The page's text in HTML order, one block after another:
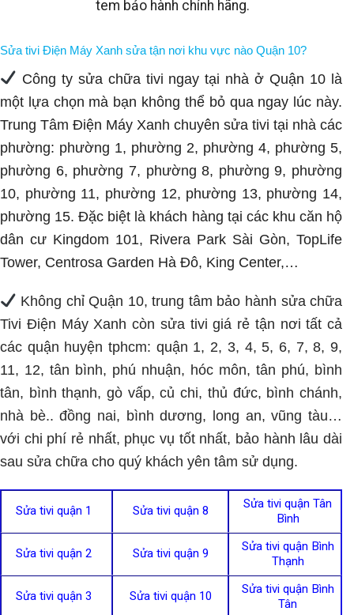
tem bảo hành chính hãng.
Sửa tivi Điện Máy Xanh sửa tận nơi khu vực nào Quận 10?
Công ty sửa chữa tivi ngay tại nhà ở Quận 10 là
một lựa chọn mà bạn không thể bỏ qua ngay lúc này.
Trung Tâm Điện Máy Xanh chuyên sửa tivi tại nhà các
phường: phường 1, phường 2, phường 4, phường 5,
phường 6, phường 7, phường 8, phường 9, phường
10, phường 11, phường 12, phường 13, phường 14,
phường 15. Đặc biệt là khách hàng tại các khu căn hộ
dân cư Kingdom 101, Rivera Park Sài Gòn, TopLife
Tower, Centrosa Garden Hà Đô, King Center,…
Không chỉ Quận 10, trung tâm bảo hành sửa chữa
Tivi Điện Máy Xanh còn sửa tivi giá rẻ tận nơi tất cả
các quận huyện tphcm: quận 1, 2, 3, 4, 5, 6, 7, 8, 9,
11, 12, tân bình, phú nhuận, hóc môn, tân phú, bình
tân, bình thạnh, gò vấp, củ chi, thủ đức, bình chánh,
nhà bè.. đồng nai, bình dương, long an, vũng tàu…
với chi phí rẻ nhất, phục vụ tốt nhất, bảo hành lâu dài
sau sửa chữa cho quý khách yên tâm sử dụng.
Sửa tivi quận 1 Sửa tivi quận 8
Sửa tivi quận Tân
Bình
Sửa tivi quận 2 Sửa tivi quận 9
Sửa tivi quận Bình
Thạnh
Sửa tivi quận 3 Sửa tivi quận 10
Sửa tivi quận Bình
Tân